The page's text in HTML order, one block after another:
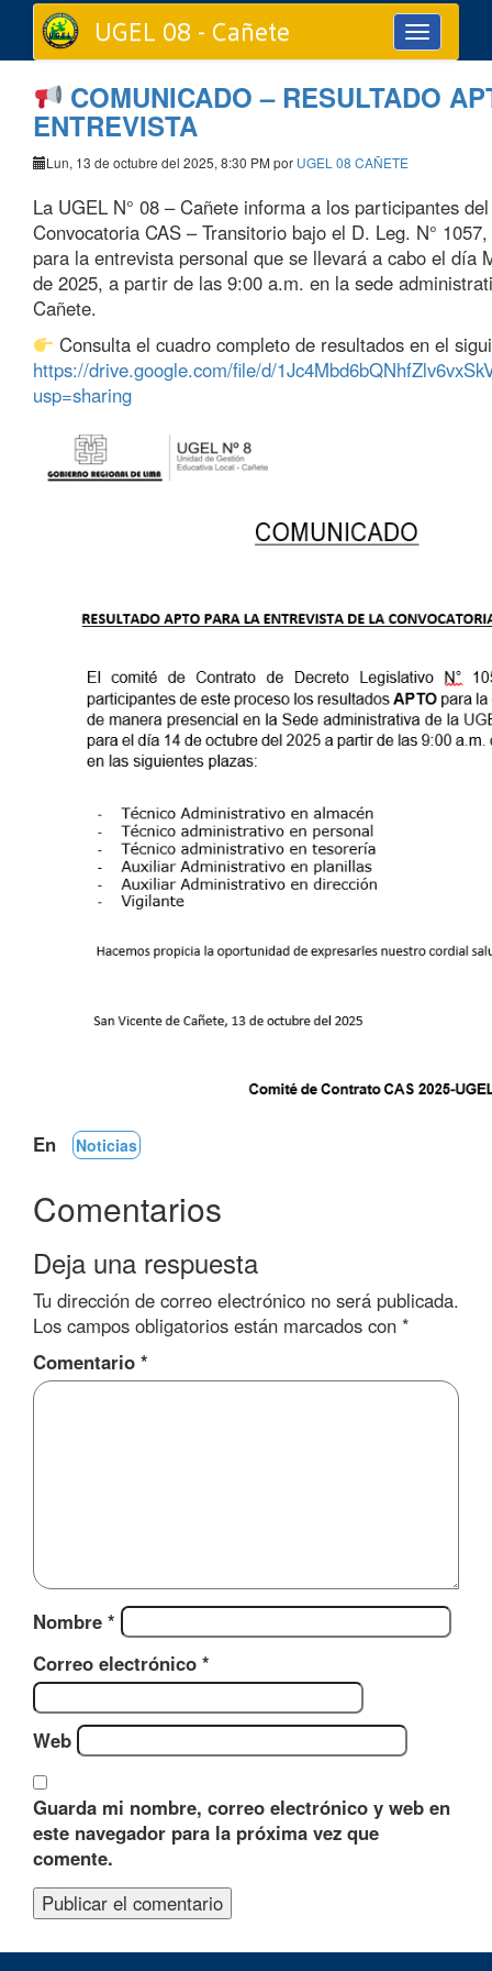
Toggle
navigation
UGEL 08 - Cañete
COMUNICADO – RESULTADO
ENTREVISTA
Lun, 13 de octubre del 2025, 8:30 PM por UGEL 08 CAÑETE
La UGEL N° 08 – Cañete informa a los participantes
Convocatoria CAS – Transitorio bajo el D. Leg. N°
para la entrevista personal que se llevará a cabo el día
de 2025, a partir de las 9:00 a.m. en la sede
Cañete.
Consulta el cuadro completo de resultados en el
https://drive.google.com/file/d/
usp=sharing
En Noticias
Comentarios
Deja una respuesta
Tu dirección de correo electrónico no será publicada.
Los campos obligatorios están marcados con *
Comentario *
Nombre *
Correo electrónico *
Web
Guarda mi nombre, correo electrónico y web en
este navegador para la próxima vez que
comente.